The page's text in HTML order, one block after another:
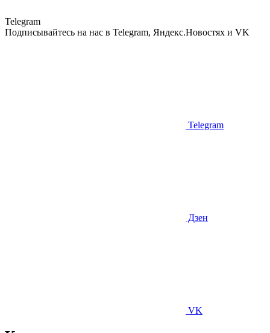
Telegram
Подписывайтесь на нас в Telegram, Яндекс.Новостях и VK
Telegram
Дзен
VK